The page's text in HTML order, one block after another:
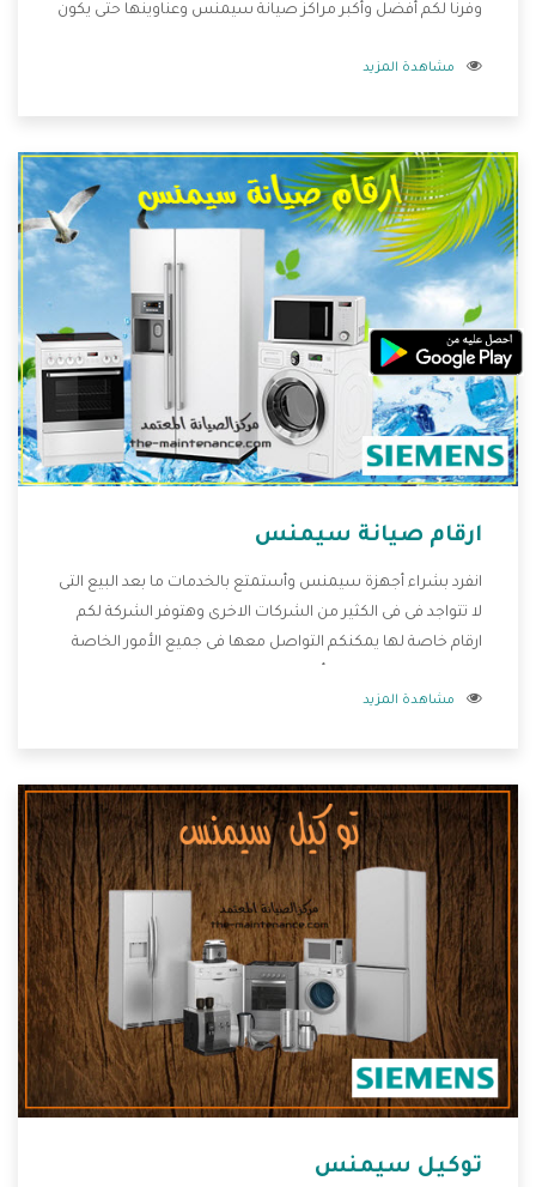
وفرنا لكم أفضل وأكبر مراكز صيانة سيمنس وعناوينها حتى يكون
دون اى ازعاج كما أننا نهتم بكل ما يحتاجه المستهلك لكى نحافظ
مشاهدة المزيد
ارقام صيانة سيمنس
انفرد بشراء أجهزة سيمنس وأستمتع بالخدمات ما بعد البيع التى
لا تتواجد فى فى الكثير من الشركات الاخرى وهتوفر الشركة لكم
ارقام خاصة لها يمكنكم التواصل معها فى جميع الأمور الخاصة
من خلال العروض والخصومات التى تتقدم لكم .
مشاهدة المزيد
توكيل سيمنس